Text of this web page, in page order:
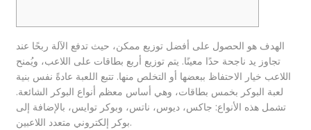
الهدف هو الحصول على أفضل توزيع ممكن، حيث تدفع الآلة ربحًا عند
تجاوز يد ناجحة حدًا معينًا. يتم توزيع أربع بطاقات على اللاعب، ويُمنح
اللاعب خيار الاحتفاظ ببعضها أو التخلص منها. تتبع اللعبة عادةً نفس بنية
لعبة البوكر بخمس بطاقات، وهي أساس معظم أنواع البوكر الشائعة.
تشمل هذه الأنواع: جاكس، ديوس، ناتس، وبوكر توايس، بالإضافة إلى
بوكر إلكتروني متعدد اللاعبين.